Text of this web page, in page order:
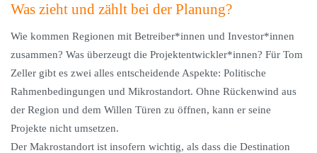
Was zieht und zählt bei der Planung?
Wie kommen Regionen mit Betreiber*innen und Investor*innen
zusammen? Was überzeugt die Projektentwickler*innen? Für Tom
Zeller gibt es zwei alles entscheidende Aspekte: Politische
Rahmenbedingungen und Mikrostandort. Ohne Rückenwind aus
der Region und dem Willen Türen zu öffnen, kann er seine
Projekte nicht umsetzen.
Der Makrostandort ist insofern wichtig, als dass die Destination